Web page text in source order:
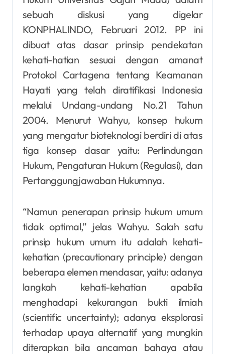
sebuah diskusi yang digelar
KONPHALINDO, Februari 2012. PP ini
dibuat atas dasar prinsip pendekatan
kehati-hatian sesuai dengan amanat
Protokol Cartagena tentang Keamanan
Hayati yang telah diratifikasi Indonesia
melalui Undang-undang No.21 Tahun
2004. Menurut Wahyu, konsep hukum
yang mengatur bioteknologi berdiri di atas
tiga konsep dasar yaitu: Perlindungan
Hukum, Pengaturan Hukum (Regulasi), dan
Pertanggungjawaban Hukumnya.
“Namun penerapan prinsip hukum umum
tidak optimal,” jelas Wahyu. Salah satu
prinsip hukum umum itu adalah kehati-
kehatian (precautionary principle) dengan
beberapa elemen mendasar, yaitu: adanya
langkah kehati-kehatian apabila
menghadapi kekurangan bukti ilmiah
(scientific uncertainty); adanya eksplorasi
terhadap upaya alternatif yang mungkin
diterapkan bila ancaman bahaya atau